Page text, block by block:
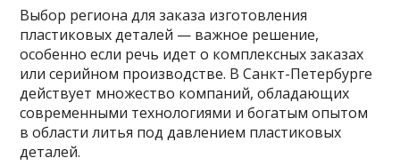
Выбор региона для заказа изготовления
пластиковых деталей — важное решение,
особенно если речь идет о комплексных заказах
или серийном производстве. В Санкт-Петербурге
действует множество компаний, обладающих
современными технологиями и богатым опытом
в области литья под давлением пластиковых
деталей.